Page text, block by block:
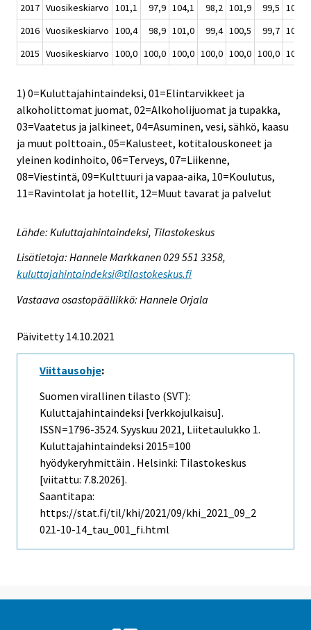
2017 Vuosikeskiarvo 101,1 97,9 104,1 98,2 101,9 99,5 108,7
2016 Vuosikeskiarvo 100,4 98,9 101,0 99,4 100,5 99,7 106,8
2015 Vuosikeskiarvo 100,0 100,0 100,0 100,0 100,0 100,0 100,0
1) 0=Kuluttajahintaindeksi, 01=Elintarvikkeet ja
alkoholittomat juomat, 02=Alkoholijuomat ja tupakka,
03=Vaatetus ja jalkineet, 04=Asuminen, vesi, sähkö, kaasu
ja muut polttoain., 05=Kalusteet, kotitalouskoneet ja
yleinen kodinhoito, 06=Terveys, 07=Liikenne,
08=Viestintä, 09=Kulttuuri ja vapaa-aika, 10=Koulutus,
11=Ravintolat ja hotellit, 12=Muut tavarat ja palvelut
Lähde: Kuluttajahintaindeksi, Tilastokeskus
Lisätietoja: Hannele Markkanen 029 551 3358,
kuluttajahintaindeksi@tilastokeskus.fi
Vastaava osastopäällikkö: Hannele Orjala
Päivitetty 14.10.2021
Viittausohje:
Suomen virallinen tilasto (SVT):
Kuluttajahintaindeksi [verkkojulkaisu].
ISSN=1796-3524. Syyskuu 2021, Liitetaulukko 1.
Kuluttajahintaindeksi 2015=100
hyödykeryhmittäin . Helsinki: Tilastokeskus
[viitattu: 7.8.2026].
Saantitapa:
https://stat.fi/til/khi/2021/09/khi_2021_09_2
021-10-14_tau_001_fi.html